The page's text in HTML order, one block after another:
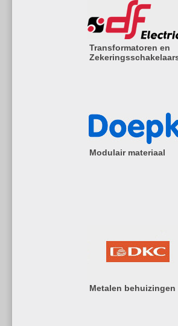
Transformatoren en
Modulair materiaal
Metalen behuizingen